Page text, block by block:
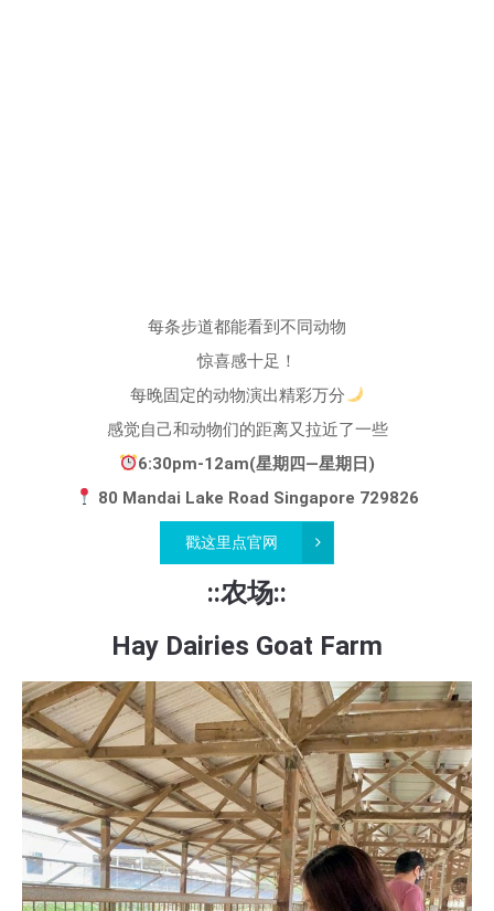
每条步道都能看到不同动物
惊喜感十足！
每晚固定的动物演出精彩万分
感觉自己和动物们的距离又拉近了一些
6:30pm-12am(星期四—星期日)
80 Mandai Lake Road Singapore 729826
戳这里点官网
::农场::
Hay Dairies Goat Farm